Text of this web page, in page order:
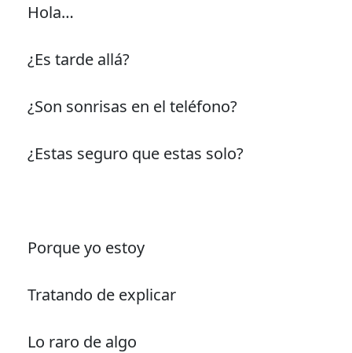
Hola…
¿Es tarde allá?
¿Son sonrisas en el teléfono?
¿Estas seguro que estas solo?
Porque yo estoy
Tratando de explicar
Lo raro de algo